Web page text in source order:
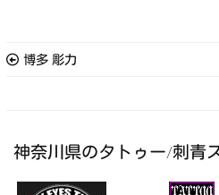
博多 彫力
神奈川県のタトゥー/刺青